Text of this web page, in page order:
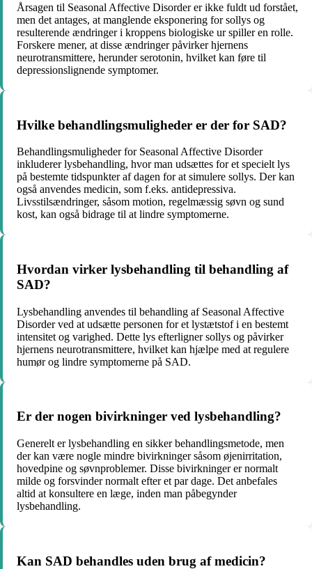
Årsagen til Seasonal Affective Disorder er ikke fuldt ud forstået,
men det antages, at manglende eksponering for sollys og
resulterende ændringer i kroppens biologiske ur spiller en rolle.
Forskere mener, at disse ændringer påvirker hjernens
neurotransmittere, herunder serotonin, hvilket kan føre til
depressionslignende symptomer.
Hvilke behandlingsmuligheder er der for SAD?
Behandlingsmuligheder for Seasonal Affective Disorder
inkluderer lysbehandling, hvor man udsættes for et specielt lys
på bestemte tidspunkter af dagen for at simulere sollys. Der kan
også anvendes medicin, som f.eks. antidepressiva.
Livsstilsændringer, såsom motion, regelmæssig søvn og sund
kost, kan også bidrage til at lindre symptomerne.
Hvordan virker lysbehandling til behandling af
SAD?
Lysbehandling anvendes til behandling af Seasonal Affective
Disorder ved at udsætte personen for et lystætstof i en bestemt
intensitet og varighed. Dette lys efterligner sollys og påvirker
hjernens neurotransmittere, hvilket kan hjælpe med at regulere
humør og lindre symptomerne på SAD.
Er der nogen bivirkninger ved lysbehandling?
Generelt er lysbehandling en sikker behandlingsmetode, men
der kan være nogle mindre bivirkninger såsom øjenirritation,
hovedpine og søvnproblemer. Disse bivirkninger er normalt
milde og forsvinder normalt efter et par dage. Det anbefales
altid at konsultere en læge, inden man påbegynder
lysbehandling.
Kan SAD behandles uden brug af medicin?